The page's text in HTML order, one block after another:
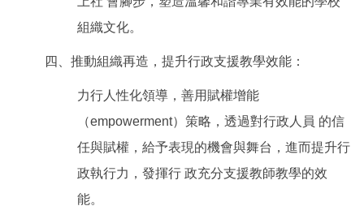
組織文化。
四、推動組織再造，提升行政支援教學效能：
力行人性化領導，善用賦權增能
（empowerment）策略，透過對行政人員 的信
任與賦權，給予表現的機會與舞台，進而提升行
政執行力，發揮行 政充分支援教師教學的效
能。